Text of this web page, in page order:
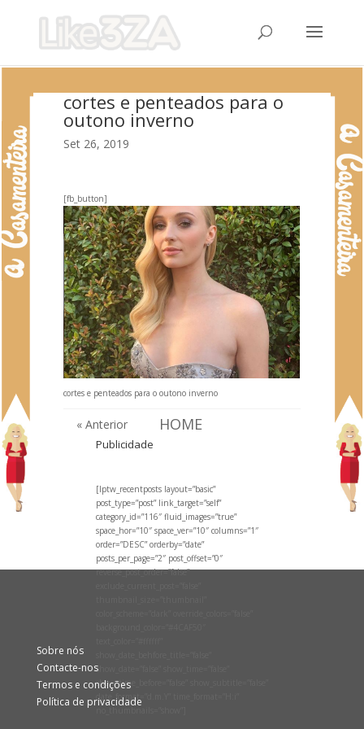
cortes e penteados para o
outono inverno
Set 26, 2019
[fb_button]
cortes e penteados para o outono inverno
« Anterior HOME
Publicidade
[lptw_recentposts layout=”basic”
post_type=”post” link_target=”self”
category_id=”116″ fluid_images=”true”
space_hor=”10″ space_ver=”10″ columns=”1″
order=”DESC” orderby=”date”
posts_per_page=”2″ post_offset=”0″
reverse_post_order=”false”
show_date=”false” show_time=”false”
show_time_before=”false” show_subtitle=”false”
date_format=”d.m.Y” time_format=”H:i”
Sobre nós
Contacte-nos
Termos e condições
Política de privacidade